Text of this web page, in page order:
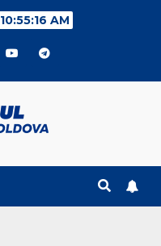
10:55:17 AM